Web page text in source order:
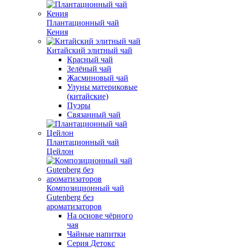
Плантационный чай
Кения
Китайский элитный чай
Красный чай
Зелёный чай
Жасминовый чай
Улуны материковые
(китайские)
Пуэры
Связанный чай
Плантационный чай
Цейлон
Композиционный чай
Gutenberg без
ароматизаторов
На основе чёрного
чая
Чайные напитки
Серия Детокс